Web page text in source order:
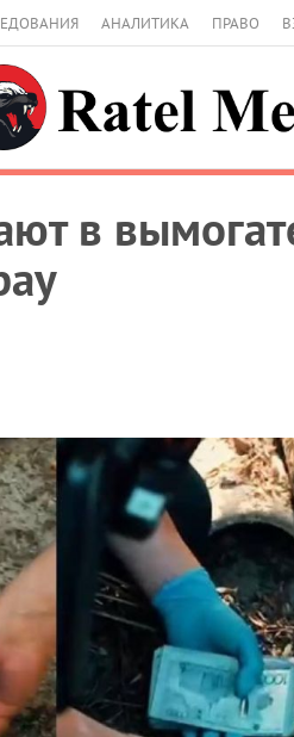
АНАЛИТИКА ПРАВО
в